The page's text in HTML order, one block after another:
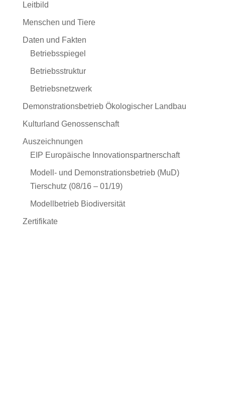
Leitbild
Menschen und Tiere
Daten und Fakten
Betriebsspiegel
Betriebsstruktur
Betriebsnetzwerk
Demonstrationsbetrieb Ökologischer Landbau
Kulturland Genossenschaft
Auszeichnungen
EIP Europäische Innovationspartnerschaft
Modell- und Demonstrationsbetrieb (MuD)
Tierschutz (08/16 – 01/19)
Modellbetrieb Biodiversität
Zertifikate